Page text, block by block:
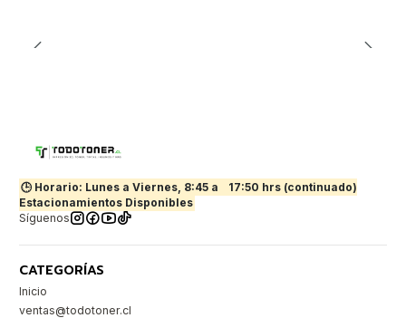
🕒 Horario: Lunes a Viernes, 8:45 a
17:50 hrs (continuado)
Estacionamientos Disponibles
Síguenos
CATEGORÍAS
Inicio
ventas@todotoner.cl